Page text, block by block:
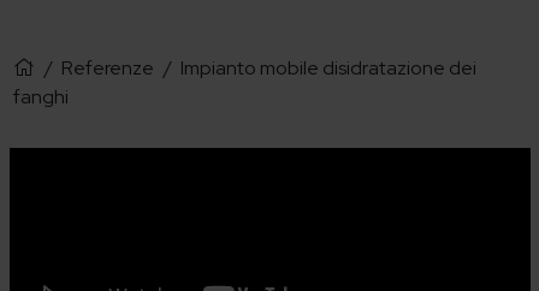
/ Referenze / Impianto mobile disidratazione dei
fanghi